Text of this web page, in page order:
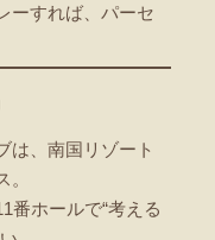
ーすれば、パーセ
は、南国リゾート
番ホールで“考える